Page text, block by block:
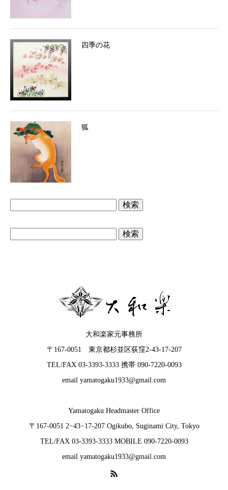
四季の花
狐
大和楽家元事務所
〒167-0051 東京都杉並区荻窪2-43-17-207
TEL/FAX 03-3393-3333 携帯 090-7220-0093
email yamatogaku1933@gmail.com
Yamatogaku Headmaster Office
〒167-0051 2−43−17-207 Ogikubo, Suginami City, Tokyo
TEL/FAX 03-3393-3333 MOBILE 090-7220-0093
email yamatogaku1933@gmail.com